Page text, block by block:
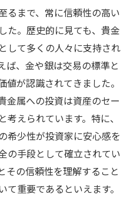
るまで、常に信頼性の高い
た。歴史的に見ても、貴金
して多くの人々に支持され
ば、金や銀は交易の標準と
値が認識されてきました。
金属への投資は資産のセー
えられています。特に、
希少性が投資家に安心感を
の手段として確立されてい
その信頼性を理解すること
重要であるといえます。